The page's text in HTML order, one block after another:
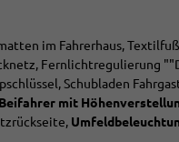
im Fahrerhaus,
Fernlichtregulierung
Schubladen
mit